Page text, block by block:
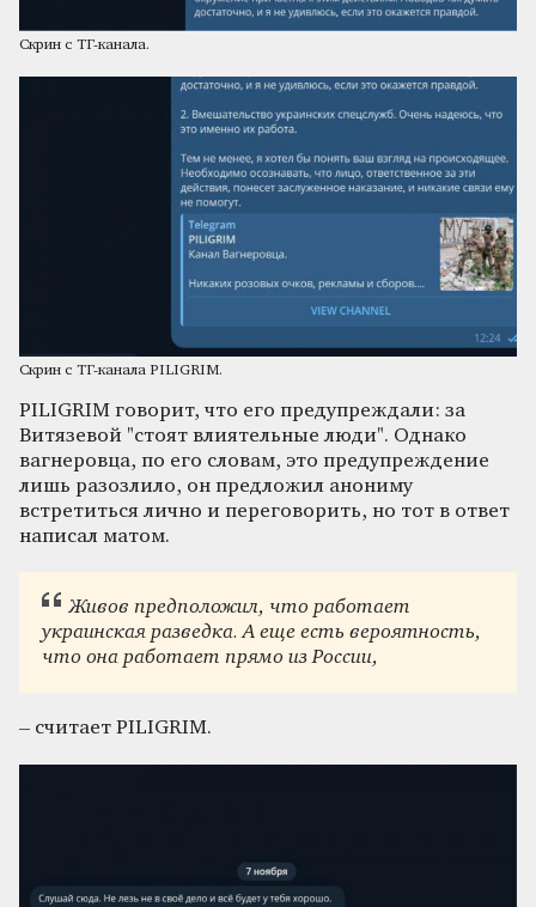
Скрин с ТГ-канала.
Скрин с ТГ-канала PILIGRIM.
PILIGRIM говорит, что его предупреждали: за
Витязевой "стоят влиятельные люди". Однако
вагнеровца, по его словам, это предупреждение
лишь разозлило, он предложил анониму
встретиться лично и переговорить, но тот в ответ
написал матом.
Живов предположил, что работает
украинская разведка. А еще есть вероятность,
что она работает прямо из России,
– считает PILIGRIM.